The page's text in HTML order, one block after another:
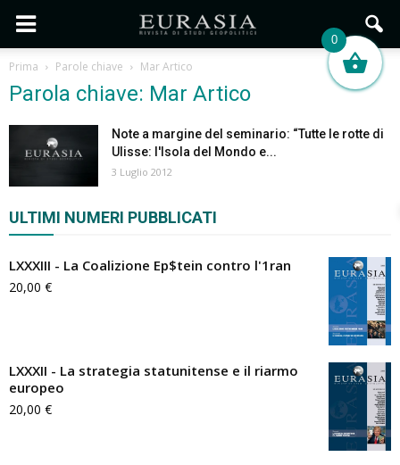
Prima Parole chiave Mar Artico
Parola chiave: Mar Artico
Note a margine del seminario: “Tutte le rotte di
Ulisse: l'Isola del Mondo e...
3 Luglio 2012
ULTIMI NUMERI PUBBLICATI
LXXXIII - La Coalizione Ep$tein contro l'1ran
20,00 €
LXXXII - La strategia statunitense e il riarmo
europeo
20,00 €
0